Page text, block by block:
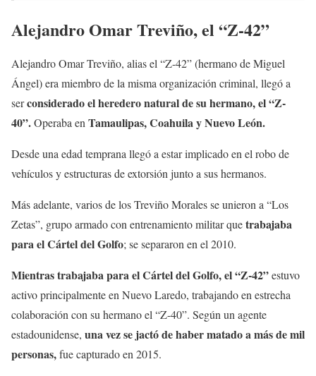
Alejandro Omar Treviño, el “Z-42”
Alejandro Omar Treviño, alias el “Z-42” (hermano de Miguel
Ángel) era miembro de la misma organización criminal, llegó a
serconsiderado el heredero natural de su hermano, el “Z-
40”.Operaba en Tamaulipas, Coahuila y Nuevo León.
Desde una edad temprana llegó a estar implicado en el robo de
vehículos y estructuras de extorsión junto a sus hermanos.
Más adelante, varios de los Treviño Morales se unieron a “Los
Zetas”, grupo armado con entrenamiento militar quetrabajaba
para el Cártel del Golfo; se separaron en el 2010.
Mientras trabajaba para el Cártel del Golfo, el “Z-42”estuvo
activo principalmente en Nuevo Laredo, trabajando en estrecha
colaboración con su hermano el “Z-40”. Según un agente
estadounidense, una vez se jactó de haber matado a más de mil
personas,fue capturado en 2015.